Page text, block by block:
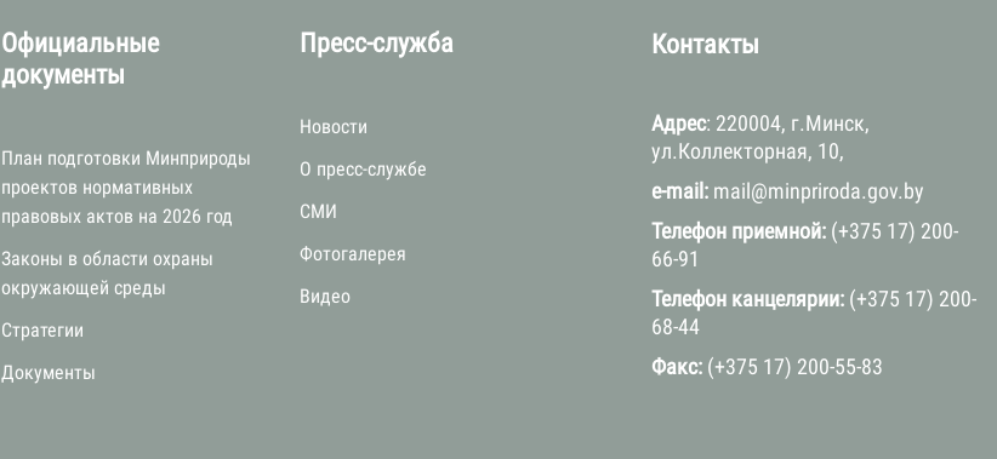
Официальные
документы
План подготовки Минприроды
проектов нормативных
правовых актов на 2026 год
Законы в области охраны
окружающей среды
Стратегии
Документы
Пресс-служба
Новости
О пресс-службе
СМИ
Фотогалерея
Видео
Контакты
Адрес: 220004, г.Минск,
ул.Коллекторная, 10,
e-mail: mail@minpriroda.gov.by
Телефон приемной: (+375 17) 200-
66-91
Телефон канцелярии: (+375 17) 200-
68-44
Факс: (+375 17) 200-55-83